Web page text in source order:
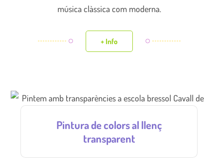
música clàssica com moderna.
+ Info
Pintura de colors al llenç
transparent